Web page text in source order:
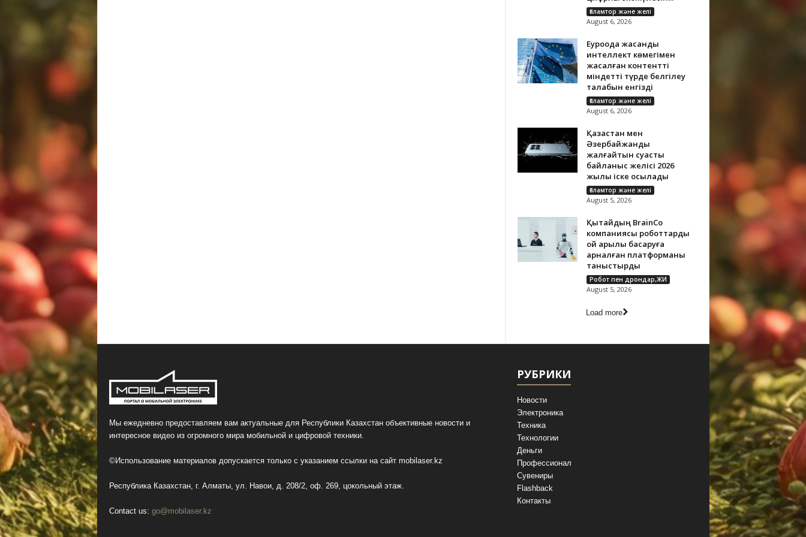
Ғаламтор және желі
August 6, 2026
Еуроодақ жасанды
интеллект көмегімен
жасалған контентті
міндетті түрде белгілеу
талабын енгізді
Ғаламтор және желі
August 6, 2026
Қазақстан мен
Әзербайжанды
жалғайтын суасты
байланыс желісі 2026
жылы іске қосылады
Ғаламтор және желі
August 5, 2026
Қытайдың BrainCo
компаниясы роботтарды
ой арқылы басқаруға
арналған платформаны
таныстырды
Робот пен дрондар,ЖИ
August 5, 2026
Load more
Мы ежедневно предоставляем вам актуальные для Республики Казахстан объективные новости и
интересное видео из огромного мира мобильной и цифровой техники.
©Использование материалов допускается только с указанием ссылки на сайт mobilaser.kz
Республика Казахстан, г. Алматы, ул. Навои, д. 208/2, оф. 269, цокольный этаж.
Contact us: go@mobilaser.kz
РУБРИКИ
Новости
Электроника
Техника
Технологии
Деньги
Профессионал
Сувениры
Flashback
Контакты